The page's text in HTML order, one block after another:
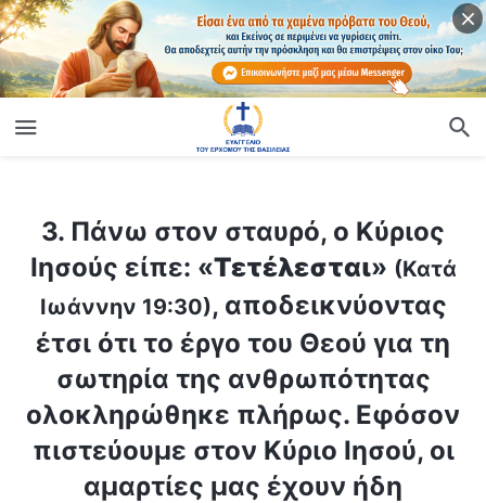
3. Πάνω στον σταυρό, ο Κύριος Ιησούς είπε: «
3. Πάνω στον σταυρό, ο Κύριος
Ιησούς είπε: «Τετέλεσται» (Κατά
Ιωάννην 19:30), αποδεικνύοντας
έτσι ότι το έργο του Θεού για τη
σωτηρία της ανθρωπότητας
ολοκληρώθηκε πλήρως. Εφόσον
πιστεύουμε στον Κύριο Ιησού, οι
αμαρτίες μας έχουν ήδη